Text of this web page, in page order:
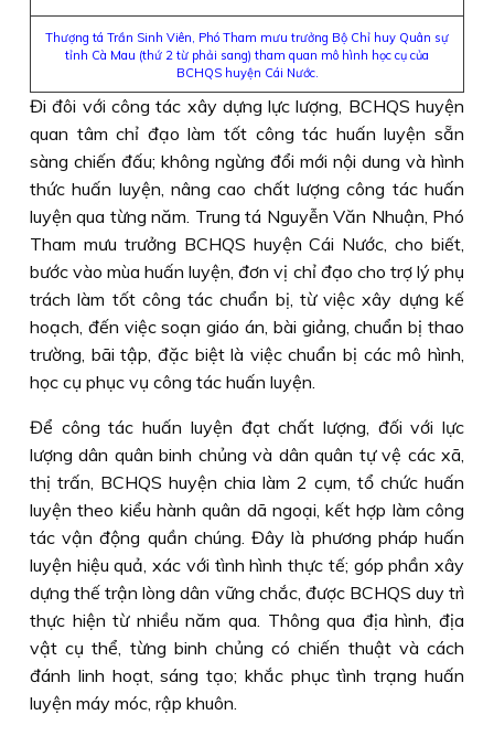
Thượng tá Trần Sinh Viên, Phó Tham mưu trưởng Bộ Chỉ huy Quân sự
tỉnh Cà Mau (thứ 2 từ phải sang) tham quan mô hình học cụ của
BCHQS huyện Cái Nước.
Đi đôi với công tác xây dựng lực lượng, BCHQS huyện
quan tâm chỉ đạo làm tốt công tác huấn luyện sẵn
sàng chiến đấu; không ngừng đổi mới nội dung và hình
thức huấn luyện, nâng cao chất lượng công tác huấn
luyện qua từng năm. Trung tá Nguyễn Văn Nhuận, Phó
Tham mưu trưởng BCHQS huyện Cái Nước, cho biết,
bước vào mùa huấn luyện, đơn vị chỉ đạo cho trợ lý phụ
trách làm tốt công tác chuẩn bị, từ việc xây dựng kế
hoạch, đến việc soạn giáo án, bài giảng, chuẩn bị thao
trường, bãi tập, đặc biệt là việc chuẩn bị các mô hình,
học cụ phục vụ công tác huấn luyện.
Để công tác huấn luyện đạt chất lượng, đối với lực
lượng dân quân binh chủng và dân quân tự vệ các xã,
thị trấn, BCHQS huyện chia làm 2 cụm, tổ chức huấn
luyện theo kiểu hành quân dã ngoại, kết hợp làm công
tác vận động quần chúng. Đây là phương pháp huấn
luyện hiệu quả, xác với tình hình thực tế; góp phần xây
dựng thế trận lòng dân vững chắc, được BCHQS duy trì
thực hiện từ nhiều năm qua. Thông qua địa hình, địa
vật cụ thể, từng binh chủng có chiến thuật và cách
đánh linh hoạt, sáng tạo; khắc phục tình trạng huấn
luyện máy móc, rập khuôn.